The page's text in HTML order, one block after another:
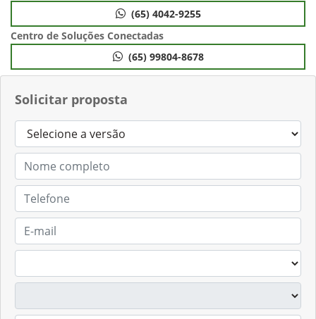
Solicitar proposta
(65) 4042-9255
Centro de Soluções Conectadas
(65) 99804-8678